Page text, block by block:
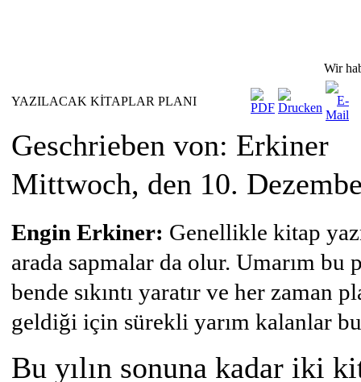
Wir
YAZILACAK KİTAPLAR PLANI
Geschrieben von: Erkiner
Mittwoch, den 10.
Engin Erkiner: Genellikle kitap
arada sapmalar da olur. Umarım
bende sıkıntı yaratır ve her zaman
geldiği için sürekli yarım kalanlar
Bu yılın sonuna kadar iki